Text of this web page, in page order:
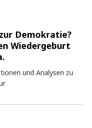
Demokratie?
Wiedergeburt
und Analysen zu